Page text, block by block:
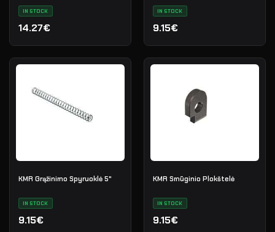
IN STOCK
14.27€
IN STOCK
9.15€
KMR Grąžinimo Spyruoklė 5"
IN STOCK
9.15€
KMR Smūginio Plokštelė
IN STOCK
9.15€